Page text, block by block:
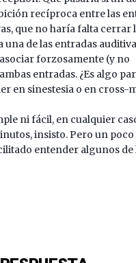
recíproca entre las
que no haría falta cerrar
una de las entradas
forzosamente (y no
entradas. ¿Es algo
en sinestesia o en cross-
ni fácil, en cualquier
insisto. Pero un poco
entender algunos de